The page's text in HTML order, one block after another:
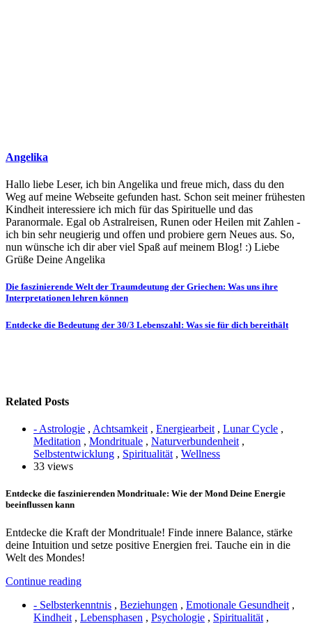
Angelika
Hallo liebe Leser, ich bin Angelika und freue mich, dass du den
Weg auf meine Webseite gefunden hast. Schon seit meiner frühesten
Kindheit interessiere ich mich für das Spirituelle und das
Paranormale. Egal ob Astralreisen, Runen oder Heilen mit Zahlen -
ich bin sehr neugierig und offen und probiere gern Neues aus. So,
nun wünsche ich dir aber viel Spaß auf meinem Blog! :) Liebe
Grüße Deine Angelika
Beitragsnavigation
Die faszinierende Welt der Traumdeutung der Griechen: Was uns ihre
Interpretationen lehren können
Entdecke die Bedeutung der 30/3 Lebenszahl: Was sie für dich bereithält
Related Posts
- Astrologie , Achtsamkeit , Energiearbeit , Lunar Cycle ,
Meditation , Mondrituale , Naturverbundenheit ,
Selbstentwicklung , Spiritualität , Wellness
33 views
Entdecke die faszinierenden Mondrituale: Wie der Mond Deine Energie
beeinflussen kann
Entdecke die Kraft der Mondrituale! Finde innere Balance, stärke
deine Intuition und setze positive Energien frei. Tauche ein in die
Welt des Mondes!
Continue reading
- Selbsterkenntnis , Beziehungen , Emotionale Gesundheit ,
Kindheit , Lebensphasen , Psychologie , Spiritualität ,